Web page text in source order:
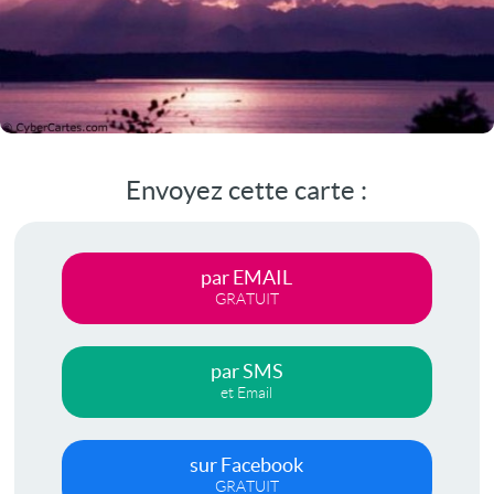
Envoyez cette carte :
par EMAIL
GRATUIT
par SMS
et Email
sur Facebook
GRATUIT